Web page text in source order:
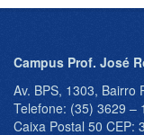
Campus Prof. José
Av. BPS, 1303, Bairro
Telefone: (35) 3629 –
Caixa Postal 50 CEP: